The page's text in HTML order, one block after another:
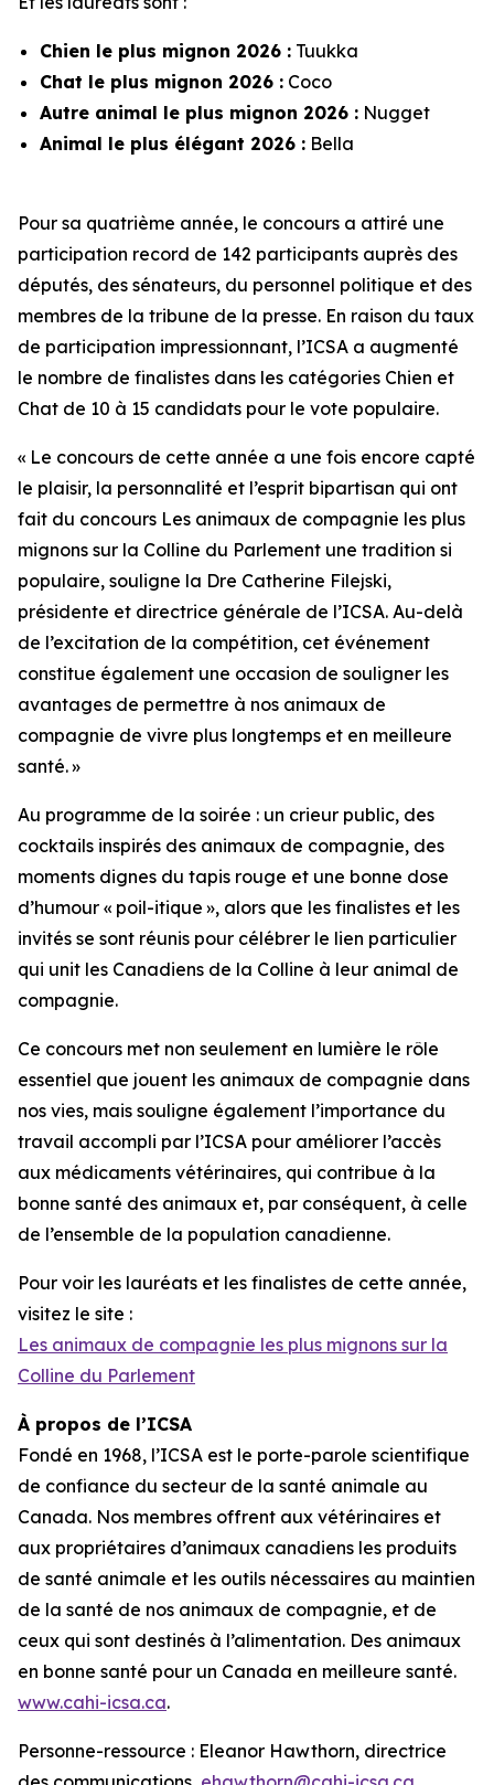
Chien le plus mignon 2026 : Tuukka
Chat le plus mignon 2026 : Coco
Autre animal le plus mignon 2026 : Nugget
Animal le plus élégant 2026 : Bella
Pour sa quatrième année, le concours a attiré une
participation record de 142 participants auprès des
députés, des sénateurs, du personnel politique et des
membres de la tribune de la presse. En raison du taux
de participation impressionnant, l’ICSA a augmenté
le nombre de finalistes dans les catégories Chien et
Chat de 10 à 15 candidats pour le vote populaire.
« Le concours de cette année a une fois encore capté
le plaisir, la personnalité et l’esprit bipartisan qui ont
fait du concours Les animaux de compagnie les plus
mignons sur la Colline du Parlement une tradition si
populaire, souligne la Dre Catherine Filejski,
présidente et directrice générale de l’ICSA. Au-delà
de l’excitation de la compétition, cet événement
constitue également une occasion de souligner les
avantages de permettre à nos animaux de
compagnie de vivre plus longtemps et en meilleure
santé. »
Au programme de la soirée : un crieur public, des
cocktails inspirés des animaux de compagnie, des
moments dignes du tapis rouge et une bonne dose
d’humour « poil-itique », alors que les finalistes et les
invités se sont réunis pour célébrer le lien particulier
qui unit les Canadiens de la Colline à leur animal de
compagnie.
Ce concours met non seulement en lumière le rôle
essentiel que jouent les animaux de compagnie dans
nos vies, mais souligne également l’importance du
travail accompli par l’ICSA pour améliorer l’accès
aux médicaments vétérinaires, qui contribue à la
bonne santé des animaux et, par conséquent, à celle
de l’ensemble de la population canadienne.
Pour voir les lauréats et les finalistes de cette année,
visitez le site :
Les animaux de compagnie les plus mignons sur la
Colline du Parlement
À propos de l’ICSA
Fondé en 1968, l’ICSA est le porte-parole scientifique
de confiance du secteur de la santé animale au
Canada. Nos membres offrent aux vétérinaires et
aux propriétaires d’animaux canadiens les produits
de santé animale et les outils nécessaires au maintien
de la santé de nos animaux de compagnie, et de
ceux qui sont destinés à l’alimentation. Des animaux
en bonne santé pour un Canada en meilleure santé.
www.cahi-icsa.ca.
Personne-ressource : Eleanor Hawthorn, directrice